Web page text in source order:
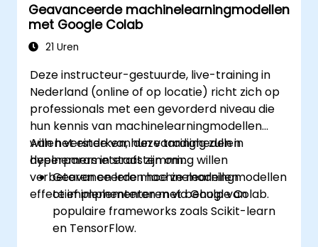
Geavanceerde machinelearningmodellen
met Google Colab
21 Uren
Deze instructeur-gestuurde, live-training in
Nederland (online of op locatie) richt zich op
professionals met een gevorderd niveau die
hun kennis van machinelearningmodellen
willen versterken, hun vaardigheden in
hyperparameterafstemming willen
verbeteren en leren hoe ze modellen
effectief implementeren via Google Colab.
Aan het einde van deze training zullen
deelnemers in staat zijn om:
Geavanceerde machinelearningmodellen
te implementeren met behulp van
populaire frameworks zoals Scikit-learn
en TensorFlow.